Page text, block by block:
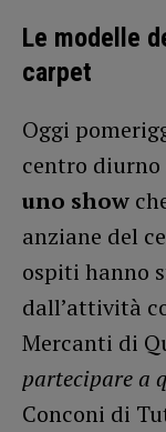
Le modelle
carpet
Oggi
centro diurno
uno show
anziane del
ospiti hanno
dall’attività
Mercanti di
partecipare a
Conconi di